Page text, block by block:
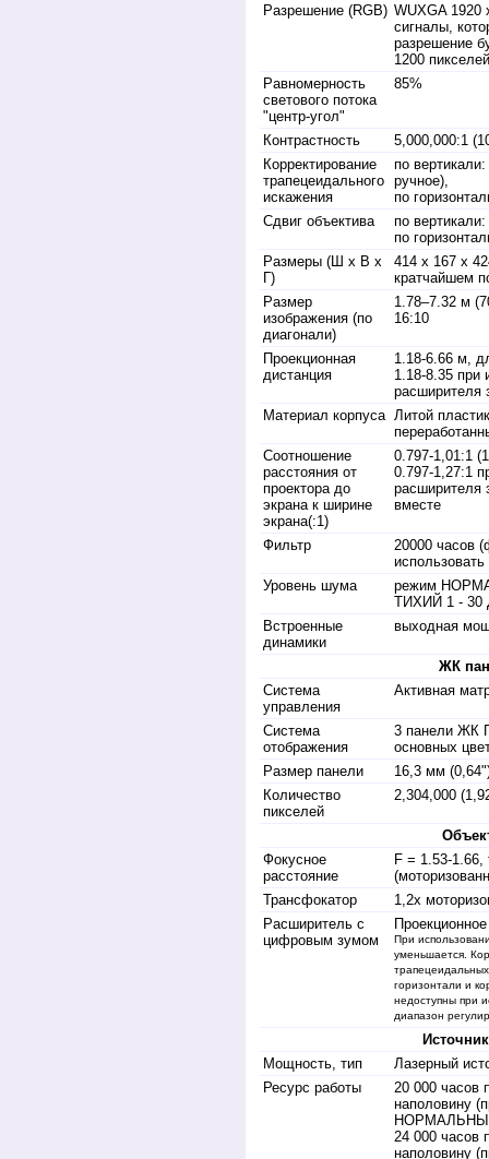
Разрешение (RGB) WUXGA 1920
сигналы,
разрешение
1200
Равномерность
светового потока
"центр-угол"
85%
Контрастность
5,000,000:1
Корректирование
трапецеидального
искажения
по
ручное),
по
Сдвиг объектива
по
по
Размеры (Ш х В х
Г)
414 х 167 х
кратчайшем
Размер
изображения (по
диагонали)
1.78–7.32 м
16:10
Проекционная
дистанция
1.18-6.66 м,
1.18-8.35 при
расширителя
Материал корпуса Литой
Соотношение
расстояния от
проектора до
экрана к ширине
экрана(:1)
0.797-1,01:1
0.797-1,27:1
расширителя
вместе
Фильтр
20000 часов
Уровень шума
режим
ТИХИЙ 1 - 30
Встроенные
динамики
выходная
ЖК
Система
управления
Активная
Система
отображения
3 панели ЖК
основных
Размер панели
16,3 мм
Количество
пикселей
2,304,000
Фокусное
расстояние
F = 1.53-
Трансфокатор
1,2х
Расширитель с
цифровым зумом
При
уменьшается.
горизонтали и
недоступны при
диапазон
Мощность, тип
Лазерный
Ресурс работы
20 000 часов
наполовину
24 000 часов
наполовину